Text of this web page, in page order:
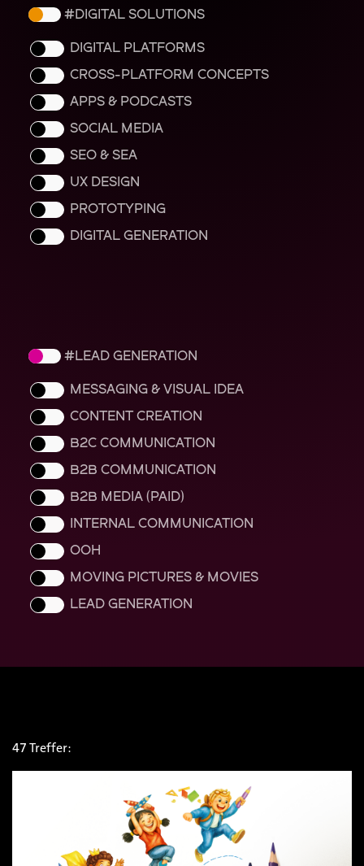
DIGITAL SOLUTIONS
DIGITAL PLATFORMS
CROSS-PLATFORM CONCEPTS
APPS & PODCASTS
SOCIAL MEDIA
SEO & SEA
UX DESIGN
PROTOTYPING
DIGITAL GENERATION
LEAD GENERATION
MESSAGING & VISUAL IDEA
CONTENT CREATION
B2C COMMUNICATION
B2B COMMUNICATION
B2B MEDIA (PAID)
INTERNAL COMMUNICATION
OOH
MOVING PICTURES & MOVIES
LEAD GENERATION
47 Treffer: